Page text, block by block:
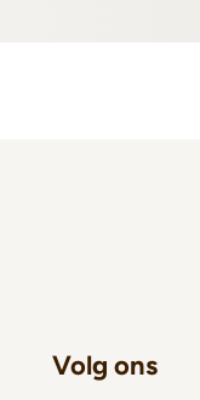
Volg ons